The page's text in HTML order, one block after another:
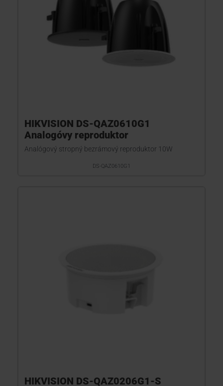
HIKVISION DS-QAZ0610G1
Analogóvy reproduktor
Analógový stropný bezrámový reproduktor 10W
DS-QAZ0610G1
HIKVISION DS-QAZ0206G1-S